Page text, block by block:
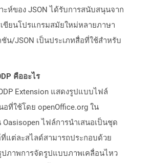
ะห์ของ JSON ได้รับการสนับสนุนจาก
ขียนโปรแกรมสมัยใหม่หลายภาษา
น/JSON เป็นประเภทสื่อที่ใช้สำหรับ
คืออะไร
Extension แสดงรูปแบบไฟล์
อที่ใช้โดย openOffice.org ใน
Oasisopen ไฟล์การนำเสนอเป็นชุด
แต่ละสไลด์สามารถประกอบด้วย
ภาพการจัดรูปแบบภาพเคลื่อนไหว